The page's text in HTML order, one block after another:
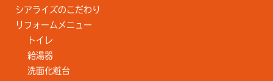
シアライズのこだわり
リフォームメニュー
トイレ
給湯器
洗面化粧台